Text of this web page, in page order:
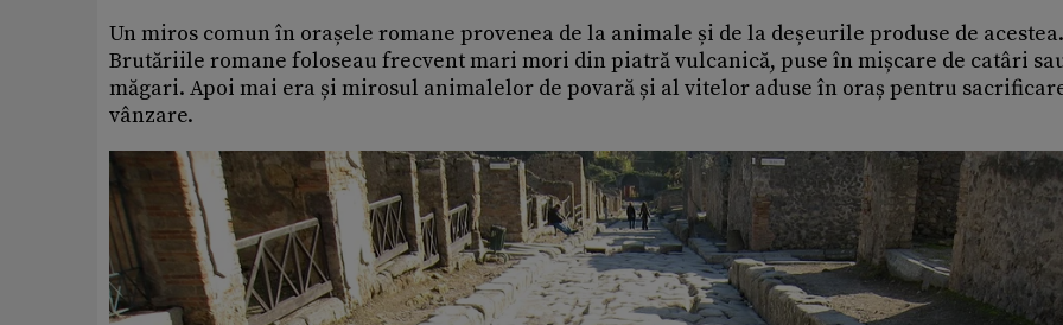
Un miros comun în orașele romane provenea de la animale și de la deșeurile produse de acestea.
Brutăriile romane foloseau frecvent mari mori din piatră vulcanică, puse în mișcare de catâri
măgari. Apoi mai era și mirosul animalelor de povară și al vitelor aduse în oraș pentru
vânzare.